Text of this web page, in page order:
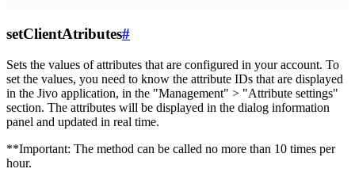
setClientAtributes#
Sets the values ​​of attributes that are configured in your account. To
set the values, you need to know the attribute IDs that are displayed
in the Jivo application, in the "Management" > "Attribute settings"
section. The attributes will be displayed in the dialog information
panel and updated in real time.
**Important: The method can be called no more than 10 times per
hour.